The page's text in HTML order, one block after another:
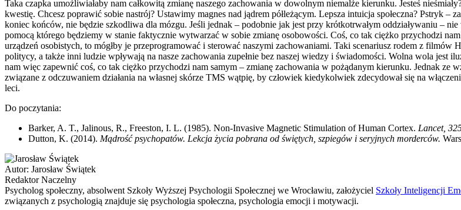
Taka czapka umożliwiałaby nam całkowitą zmianę naszego zachowania w dowolnym niemalże kierunku. Jesteś
kwestię. Chcesz poprawić sobie nastrój? Ustawimy magnes nad jądrem półleżącym. Lepsza intuicja społeczna? Pstryk –
koniec końców, nie będzie szkodliwa dla mózgu. Jeśli jednak – podobnie jak jest przy krótkotrwałym oddziaływaniu –
pomocą którego będziemy w stanie faktycznie wytwarzać w sobie zmianę osobowości. Coś, co tak ciężko przychodzi
urządzeń osobistych, to mógłby je przeprogramować i sterować naszymi zachowaniami. Taki scenariusz rodem z
politycy, a także inni ludzie wpływają na nasze zachowania zupełnie bez naszej wiedzy i świadomości. Wolna wola jest
nam więc zapewnić coś, co tak ciężko przychodzi nam samym – zmianę zachowania w pożądanym kierunku. Jednak ze
związane z odczuwaniem działania na własnej skórze TMS wątpię, by człowiek kiedykolwiek zdecydował się na
leci.
Do poczytania:
Barker, A. T., Jalinous, R., Freeston, I. L. (1985). Non-Invasive Magnetic Stimulation of Human Cortex. Lancet,
Dutton, K. (2014). Mądrość psychopatów. Lekcja życia pobrana od świętych, szpiegów i seryjnych morderców.
Autor: Jarosław Świątek
Redaktor Naczelny
Psycholog społeczny, absolwent Szkoły Wyższej Psychologii Społecznej we Wrocławiu, założyciel Szkoły Inteligencji
związanych z psychologią znajduje się psychologia społeczna, psychologia emocji i motywacji.